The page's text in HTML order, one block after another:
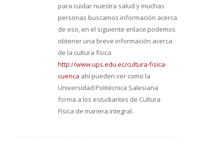
para cuidar nuestra salud y muchas
personas buscamos información acerca
de eso, en el siguiente enlace podemos
obtener una breve información acerca
de la cultura física
http://www.ups.edu.ec/cultura-fisica-
cuenca ahí pueden ver como la
Universidad Politécnica Salesiana
forma a los estudiantes de Cultura
Física de manera integral.